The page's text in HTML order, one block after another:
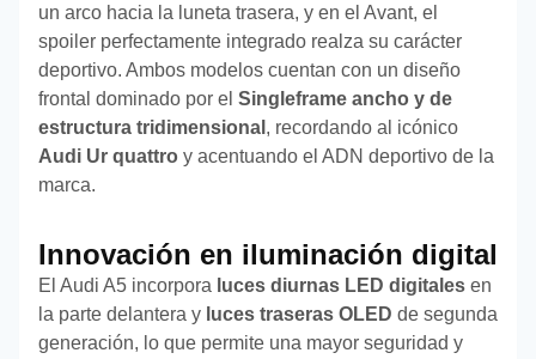
un arco hacia la luneta trasera, y en el Avant, el
spoiler perfectamente integrado realza su carácter
deportivo. Ambos modelos cuentan con un diseño
frontal dominado por el Singleframe ancho y de
estructura tridimensional , recordando al icónico
Audi Ur quattro y acentuando el ADN deportivo de la
marca.
Innovación en iluminación digital
El Audi A5 incorpora luces diurnas LED digitales en
la parte delantera y luces traseras OLED de segunda
generación, lo que permite una mayor seguridad y